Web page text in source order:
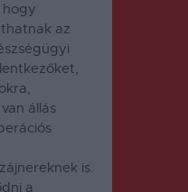
hogy
az
állás
is.
a